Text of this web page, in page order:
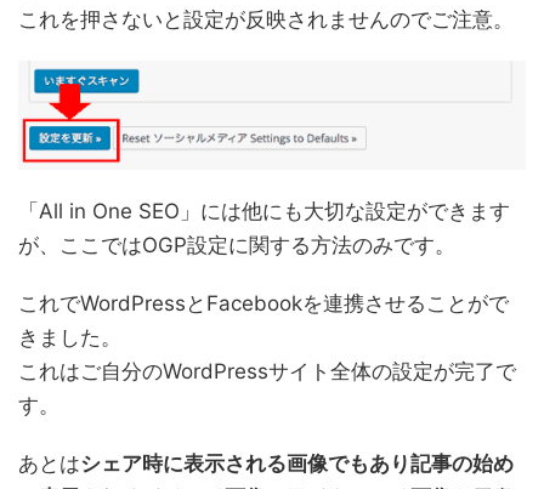
これを押さないと設定が反映されませんのでご注意。
「All in One SEO」には他にも大切な設定ができます
が、ここではOGP設定に関する方法のみです。
これでWordPressとFacebookを連携させることがで
きました。
これはご自分のWordPressサイト全体の設定が完了で
す。
あとはシェア時に表示される画像でもあり記事の始め